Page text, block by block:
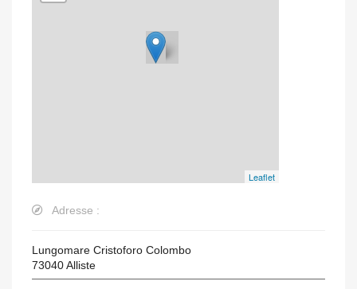
Leaflet
Adresse :
Lungomare Cristoforo Colombo
73040Alliste